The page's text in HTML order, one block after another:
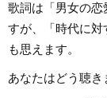
歌詞は「男女の恋
すが、「時代に対
も思えます。
あなたはどう聴き